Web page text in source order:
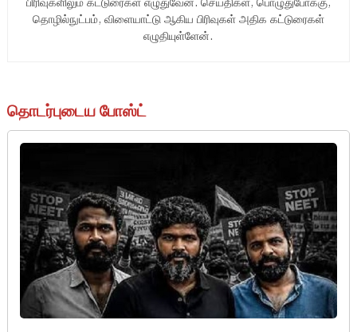
தொழில்நுட்பம், விளையாட்டு ஆகிய பிரிவுகள் அதிக கட்டுரைகள்
எழுதியுள்ளேன்.
தொடர்புடைய போஸ்ட்